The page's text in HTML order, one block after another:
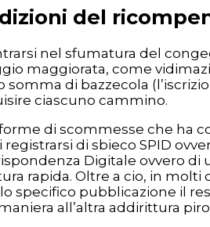
del
nel sfumatura del
maggiorata, come
di bazzecola
ciascuno cammino.
di scommesse che ha
registrarsi di sbieco SPID
Digitale ovvero
rapida. Oltre a cio, in
specifico pubblicazione il
all’altra addirittura